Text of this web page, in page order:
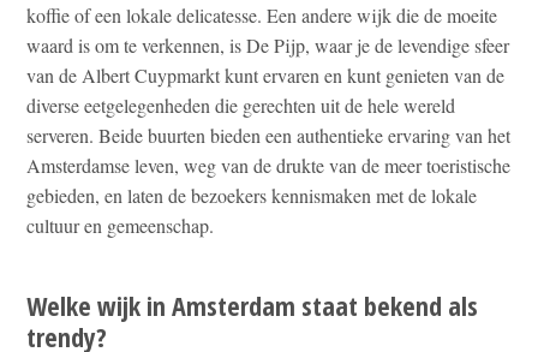
koffie of een lokale delicatesse. Een andere wijk die de moeite
waard is om te verkennen, is De Pijp, waar je de levendige sfeer
van de Albert Cuypmarkt kunt ervaren en kunt genieten van de
diverse eetgelegenheden die gerechten uit de hele wereld
serveren. Beide buurten bieden een authentieke ervaring van het
Amsterdamse leven, weg van de drukte van de meer toeristische
gebieden, en laten de bezoekers kennismaken met de lokale
cultuur en gemeenschap.
Welke wijk in Amsterdam staat bekend als
trendy?